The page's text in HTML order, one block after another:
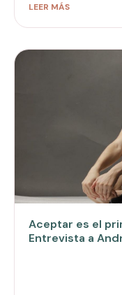
LEER MÁS
Aceptar es el
Entrevista a